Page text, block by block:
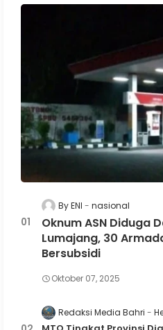
By ENI nasional
Oknum ASN Diduga
Lumajang, 30
Bersubsidi
Oktober 07, 2025
Redaksi Media Bahri